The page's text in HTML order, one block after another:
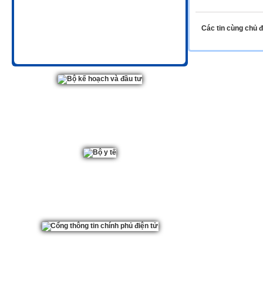
Các tin cùng chủ